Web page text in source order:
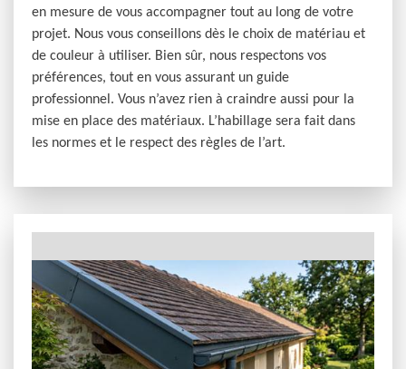
en mesure de vous accompagner tout au long de votre
projet. Nous vous conseillons dès le choix de matériau et
de couleur à utiliser. Bien sûr, nous respectons vos
préférences, tout en vous assurant un guide
professionnel. Vous n’avez rien à craindre aussi pour la
mise en place des matériaux. L’habillage sera fait dans
les normes et le respect des règles de l’art.